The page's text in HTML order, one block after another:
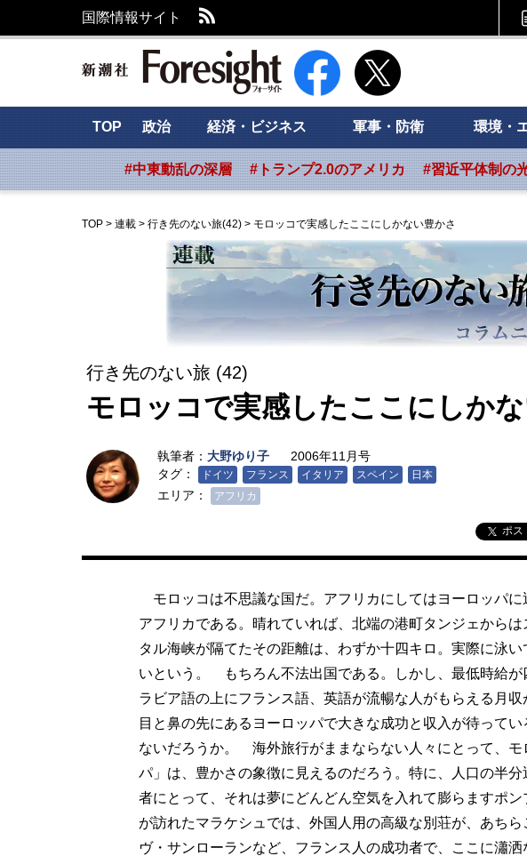
国際情報サイト
新潮社 Foresight フォーサイト
TOP 政治 経済・ビジネス 軍事・防衛 環境・
#中東動乱の深層 #トランプ2.0のアメリカ #習近平体制の
TOP > 連載 > 行き先のない旅(42) > モロッコで実感したここにしかない豊かさ
行き先のない旅 (42)
モロッコで実感したここにしか
執筆者： 大野ゆり子
2006年11月号
タグ：
ドイツ フランス イタリア スペイン 日本
エリア： アフリカ
ポス
モロッコは不思議な国だ。アフリカにしてはヨーロッパに
アフリカである。晴れていれば、北端の港町タンジェから
タル海峡が隔てたその距離は、わずか十四キロ。実際に泳
いという。 もちろん不法出国である。しかし、最低時給が
ラビア語の上にフランス語、英語が流暢な人がもらえる月収
目と鼻の先にあるヨーロッパで大きな成功と収入が待って
ないだろうか。 海外旅行がままならない人々にとって、モ
パ」は、豊かさの象徴に見えるのだろう。特に、人口の半
者にとって、それは夢にどんどん空気を入れて膨らますポ
が訪れたマラケシュでは、外国人用の高級な別荘が、あち
ヴ・サンローランなど、フランス人の成功者で、ここに瀟